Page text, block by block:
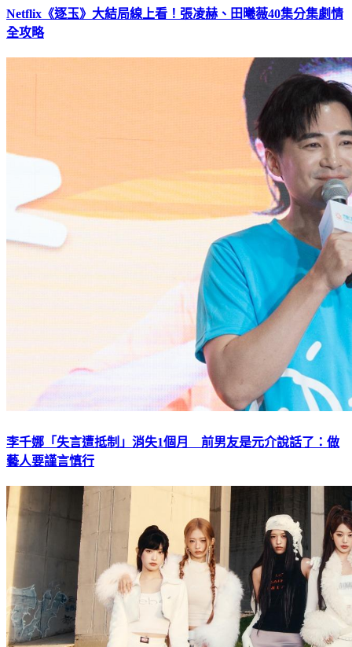
Netflix《逐玉》大結局線上看！張凌赫、田曦薇40集分集劇情
全攻略
李千娜「失言遭抵制」消失1個月 前男友是元介說話了：做
藝人要謹言慎行